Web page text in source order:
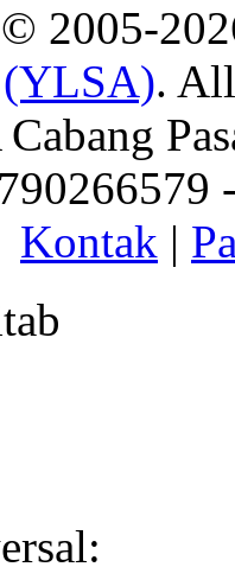
© 2005-
(YLSA).
Kontak |